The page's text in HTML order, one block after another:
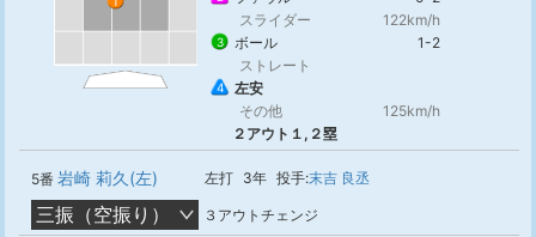
スライダー
122km/h
3 ボール
1-2
ストレート
4
左安
その他
125km/h
２アウト１,２塁
5番 岩崎 莉久(左) 左打 3年 投手:末吉 良丞
三振（空振り） ３アウトチェンジ